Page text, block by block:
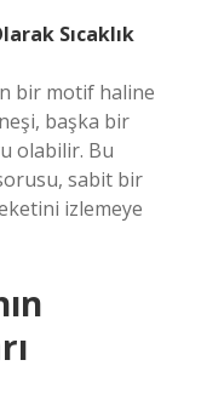
Sıcaklık
bir motif haline
başka bir
olabilir. Bu
sabit bir
izlemeye